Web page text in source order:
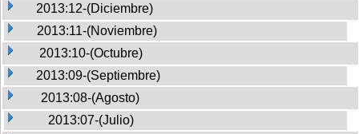
2013:12-(Diciembre)
2013:11-(Noviembre)
2013:10-(Octubre)
2013:09-(Septiembre)
2013:08-(Agosto)
2013:07-(Julio)